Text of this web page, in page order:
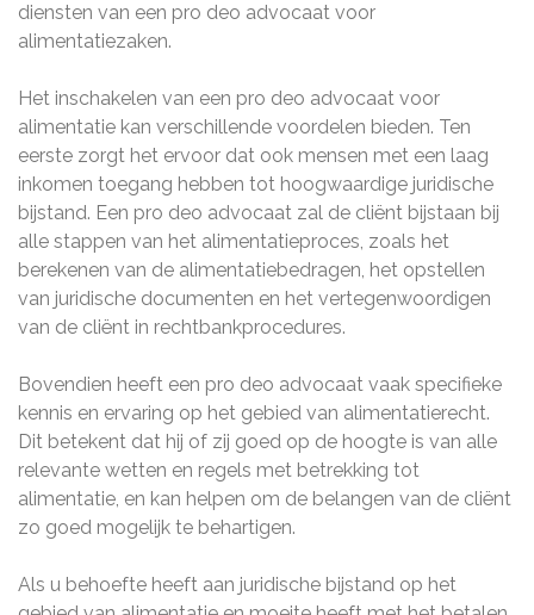
diensten van een pro deo advocaat voor
alimentatiezaken.
Het inschakelen van een pro deo advocaat voor
alimentatie kan verschillende voordelen bieden. Ten
eerste zorgt het ervoor dat ook mensen met een laag
inkomen toegang hebben tot hoogwaardige juridische
bijstand. Een pro deo advocaat zal de cliënt bijstaan bij
alle stappen van het alimentatieproces, zoals het
berekenen van de alimentatiebedragen, het opstellen
van juridische documenten en het vertegenwoordigen
van de cliënt in rechtbankprocedures.
Bovendien heeft een pro deo advocaat vaak specifieke
kennis en ervaring op het gebied van alimentatierecht.
Dit betekent dat hij of zij goed op de hoogte is van alle
relevante wetten en regels met betrekking tot
alimentatie, en kan helpen om de belangen van de cliënt
zo goed mogelijk te behartigen.
Als u behoefte heeft aan juridische bijstand op het